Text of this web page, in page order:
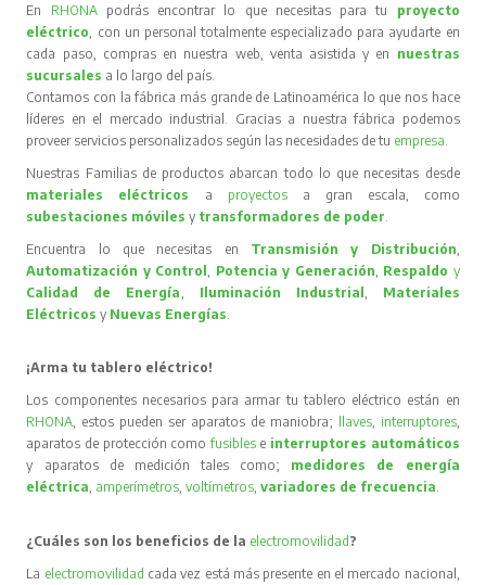
En RHONA podrás encontrar lo que necesitas para tu proyecto
eléctrico , con un personal totalmente especializado para ayudarte en
cada paso, compras en nuestra web, venta asistida y en nuestras
sucursales a lo largo del país.
Contamos con la fábrica más grande de Latinoamérica lo que nos hace
líderes en el mercado industrial. Gracias a nuestra fábrica podemos
proveer servicios personalizados según las necesidades de tu empresa
Nuestras Familias de productos abarcan todo lo que necesitas desde
materiales eléctricos
a proyectos
a gran escala, como
subestaciones móvilesy transformadores de poder
Encuentra lo que necesitas en Transmisión y Distribución
Automatización y Control
Potencia y Generación Respaldo y
Calidad de Energía
Iluminación Industrial
Materiales
Eléctricos y Nuevas Energías
¡Arma tu tablero eléctrico!
Los componentes necesarios para armar tu tablero eléctrico están en
RHONA , estos pueden ser aparatos de maniobra; llaves, interruptores,
aparatos de protección comofusibles e interruptores automáticos
y aparatos de medición tales como; medidores de energía
eléctrica amperímetros ,voltímetros ,variadores de frecuencia
¿Cuáles son los beneficios de la electromovilidad?
La electromovilidad cada vez está más presente en el mercado nacional,